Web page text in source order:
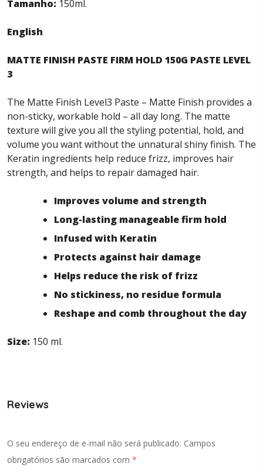
Tamanho: 150ml.
English
MATTE FINISH PASTE FIRM HOLD 150G PASTE LEVEL
3
The Matte Finish Level3 Paste – Matte Finish provides a
non-sticky, workable hold – all day long. The matte
texture will give you all the styling potential, hold, and
volume you want without the unnatural shiny finish. The
Keratin ingredients help reduce frizz, improves hair
strength, and helps to repair damaged hair.
Improves volume and strength
Long-lasting manageable firm hold
Infused with Keratin
Protects against hair damage
Helps reduce the risk of frizz
No stickiness, no residue formula
Reshape and comb throughout the day
Size: 150 ml.
Reviews
O seu endereço de e-mail não será publicado. Campos
obrigatórios são marcados com *